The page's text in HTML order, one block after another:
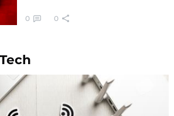
0 0